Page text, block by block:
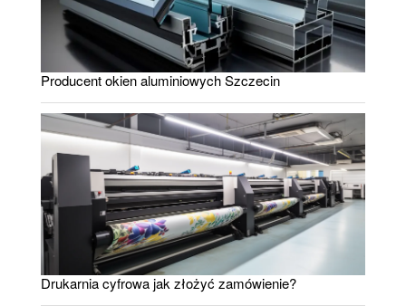
Producent okien aluminiowych Szczecin
Drukarnia cyfrowa jak złożyć zamówienie?